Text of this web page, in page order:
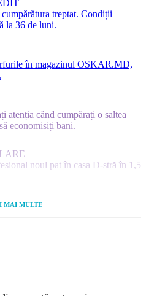
treptat. Condiții
la 36 de luni.
în magazinul OSKAR.MD,
atenția când cumpărați o saltea
economisiți bani.
noul pat în casa D-stră în 1,5
MAI MULTE